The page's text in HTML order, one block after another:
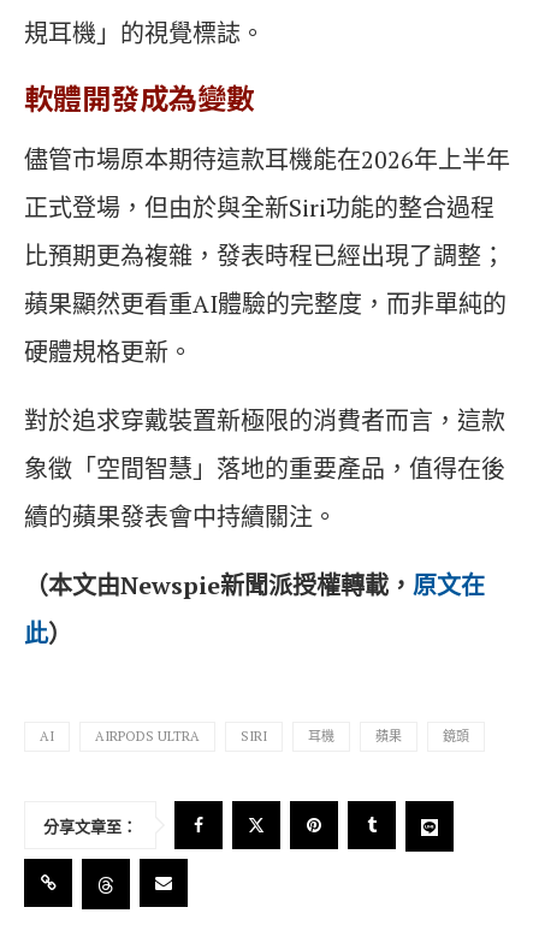
規耳機」的視覺標誌。
軟體開發成為變數
儘管市場原本期待這款耳機能在2026年上半年
正式登場，但由於與全新Siri功能的整合過程
比預期更為複雜，發表時程已經出現了調整；
蘋果顯然更看重AI體驗的完整度，而非單純的
硬體規格更新。
對於追求穿戴裝置新極限的消費者而言，這款
象徵「空間智慧」落地的重要產品，值得在後
續的蘋果發表會中持續關注。
（本文由Newspie新聞派授權轉載， 原文在
此）
AI AIRPODS ULTRA SIRI 耳機 蘋果 鏡頭
分享文章至：